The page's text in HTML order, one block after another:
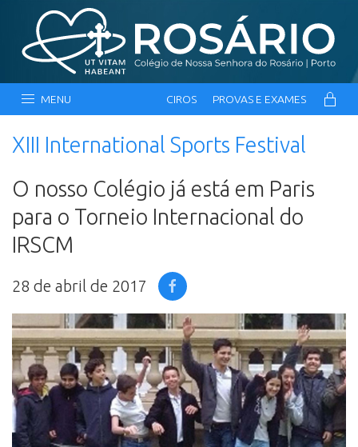
MENU CIROS PROVAS E EXAMES
XIII International Sports Festival
O nosso Colégio já está em Paris
para o Torneio Internacional do
IRSCM
28 de abril de 2017